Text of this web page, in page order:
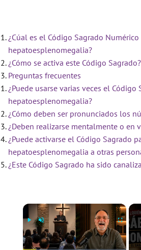
¿Cúal es el Código Sagrado
hepatoesplenomegalia?
¿Cómo se activa este Código Sagrado?
Preguntas frecuentes
¿Puede usarse varias veces el Código
hepatoesplenomegalia?
¿Cómo deben ser pronunciados los
¿Deben realizarse mentalmente o en
¿Puede activarse el Código Sagrado
hepatoesplenomegalia a otras
¿Este Código Sagrado ha sido
×